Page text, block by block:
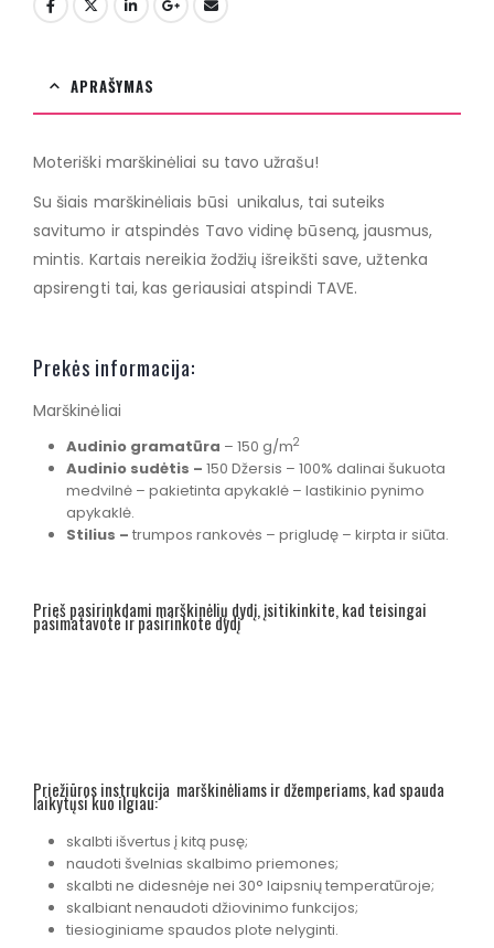
APRAŠYMAS
Moteriški marškinėliai su tavo užrašu!
Su šiais marškinėliais būsi unikalus, tai suteiks
savitumo ir atspindės Tavo vidinę būseną, jausmus,
mintis. Kartais nereikia žodžių išreikšti save, užtenka
apsirengti tai, kas geriausiai atspindi TAVE.
Prekės informacija:
Marškinėliai
Audinio gramatūra – 150 g/m2
Audinio sudėtis – 150 Džersis – 100% dalinai šukuota
medvilnė – pakietinta apykaklė – lastikinio pynimo
apykaklė.
Stilius – trumpos rankovės – prigludę – kirpta ir siūta.
Prieš pasirinkdami marškinėlių dydį, įsitikinkite, kad teisingai
pasimatavote ir pasirinkote dydį
Priežiūros instrukcija marškinėliams ir džemperiams, kad spauda
laikytųsi kuo ilgiau:
skalbti išvertus į kitą pusę;
naudoti švelnias skalbimo priemones;
skalbti ne didesnėje nei 30° laipsnių temperatūroje;
skalbiant nenaudoti džiovinimo funkcijos;
tiesioginiame spaudos plote nelyginti.